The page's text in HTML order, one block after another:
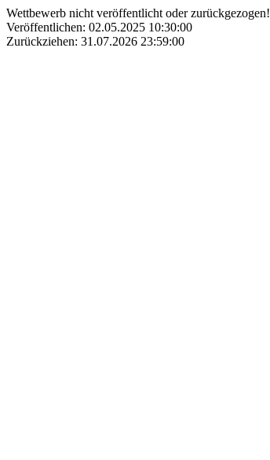
Wettbewerb nicht veröffentlicht oder zurückgezogen!
Veröffentlichen: 02.05.2025 10:30:00
Zurückziehen: 31.07.2026 23:59:00